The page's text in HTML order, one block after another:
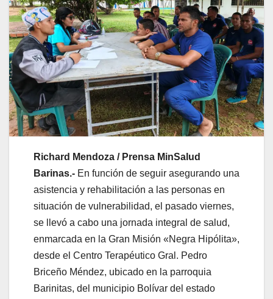
Richard Mendoza / Prensa MinSalud
Barinas.- En función de seguir asegurando una
asistencia y rehabilitación a las personas en
situación de vulnerabilidad, el pasado viernes,
se llevó a cabo una jornada integral de salud,
enmarcada en la Gran Misión «Negra Hipólita»,
desde el Centro Terapéutico Gral. Pedro
Briceño Méndez, ubicado en la parroquia
Barinitas, del municipio Bolívar del estado